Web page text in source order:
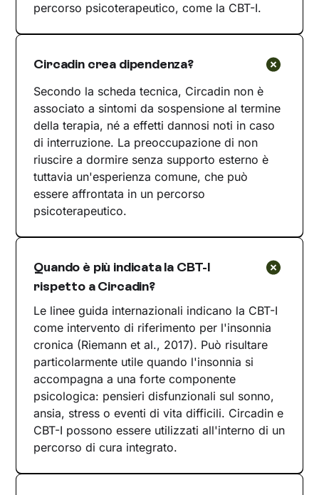
percorso psicoterapeutico, come la CBT-I.
Circadin crea dipendenza?
Secondo la scheda tecnica, Circadin non è
associato a sintomi da sospensione al termine
della terapia, né a effetti dannosi noti in caso
di interruzione. La preoccupazione di non
riuscire a dormire senza supporto esterno è
tuttavia un'esperienza comune, che può
essere affrontata in un percorso
psicoterapeutico.
Quando è più indicata la CBT-I
rispetto a Circadin?
Le linee guida internazionali indicano la CBT-I
come intervento di riferimento per l'insonnia
cronica (Riemann et al., 2017). Può risultare
particolarmente utile quando l'insonnia si
accompagna a una forte componente
psicologica: pensieri disfunzionali sul sonno,
ansia, stress o eventi di vita difficili. Circadin e
CBT-I possono essere utilizzati all'interno di un
percorso di cura integrato.